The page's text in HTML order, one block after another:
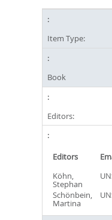
Item Type:
Book
Editors:
Editors
Köhn,
Stephan
Schönbein,
Martina